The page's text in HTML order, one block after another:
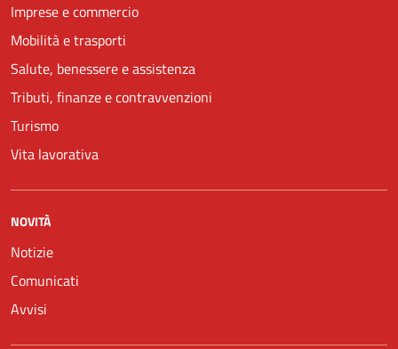
Imprese e commercio
Mobilità e trasporti
Salute, benessere e assistenza
Tributi, finanze e contravvenzioni
Turismo
Vita lavorativa
NOVITÀ
Notizie
Comunicati
Avvisi